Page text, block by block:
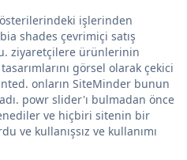
işlerinden
shades çevrimiçi satış
ziyaretçilere ürünlerinin
görsel olarak çekici
onların SiteMinder bunun
powr slider'ı bulmadan önce
ve hiçbiri sitenin bir
ve kullanışsız ve kullanımı